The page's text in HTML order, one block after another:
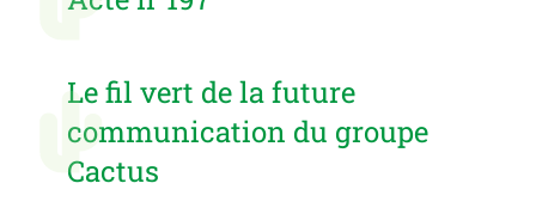
Le fil vert de la future
communication du groupe
Cactus